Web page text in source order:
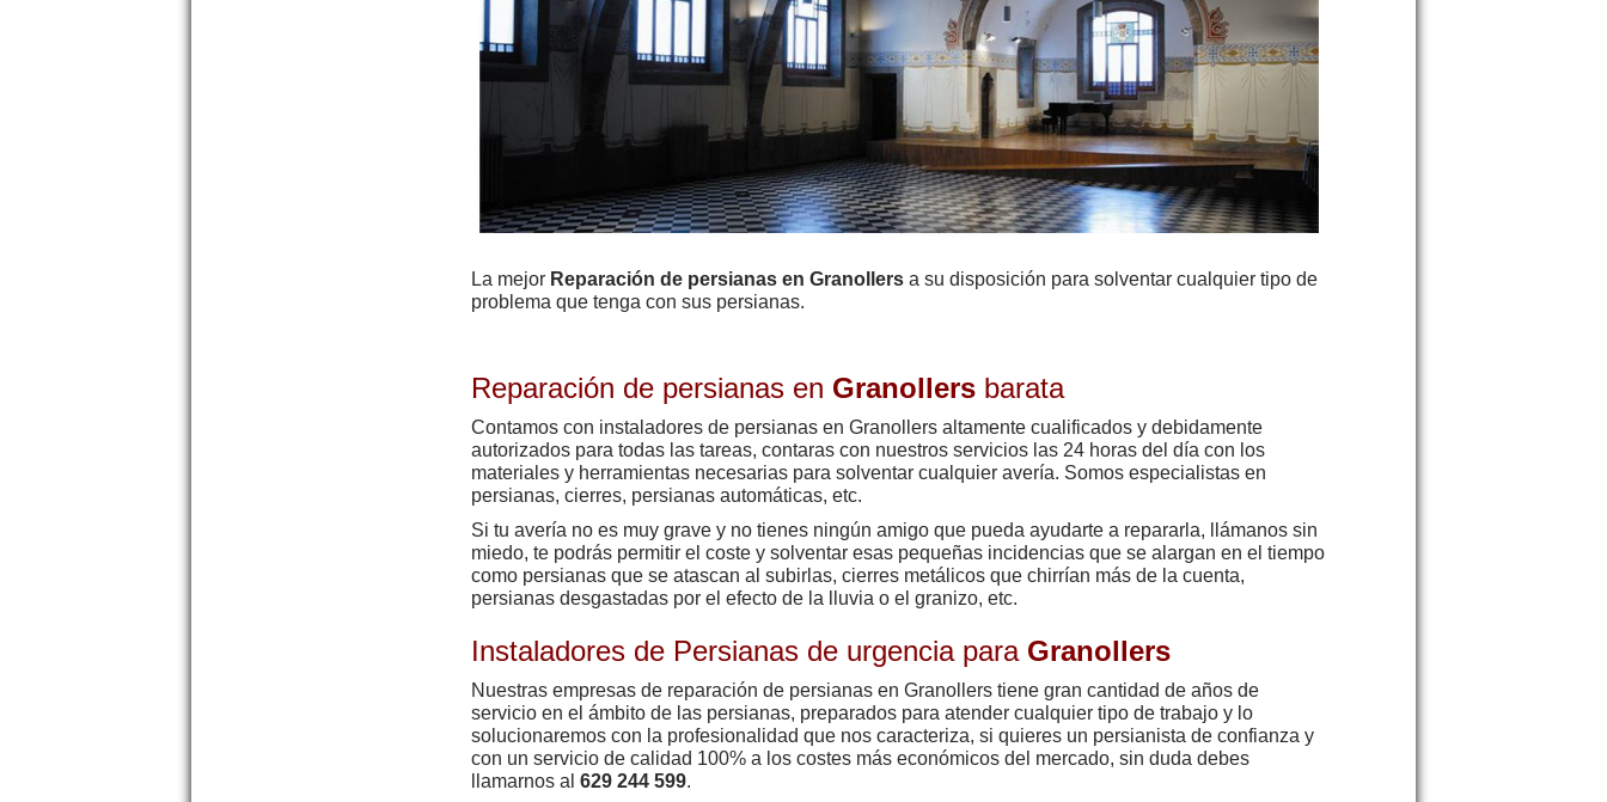
La mejor Reparación de persianas en Granollers a su disposición para solventar cualquier tipo de
problema que tenga con sus persianas.
Reparación de persianas en Granollers barata
Contamos con instaladores de persianas en Granollers altamente cualificados y debidamente
autorizados para todas las tareas, contaras con nuestros servicios las 24 horas del día con los
materiales y herramientas necesarias para solventar cualquier avería. Somos especialistas en
persianas, cierres, persianas automáticas, etc.
Si tu avería no es muy grave y no tienes ningún amigo que pueda ayudarte a repararla, llámanos sin
miedo, te podrás permitir el coste y solventar esas pequeñas incidencias que se alargan en el tiempo
como persianas que se atascan al subirlas, cierres metálicos que chirrían más de la cuenta,
persianas desgastadas por el efecto de la lluvia o el granizo, etc.
Instaladores de Persianas de urgencia para Granollers
Nuestras empresas de reparación de persianas en Granollers tiene gran cantidad de años de
servicio en el ámbito de las persianas, preparados para atender cualquier tipo de trabajo y lo
solucionaremos con la profesionalidad que nos caracteriza, si quieres un persianista de confianza y
con un servicio de calidad 100% a los costes más económicos del mercado, sin duda debes
llamarnos al 629 244 599.